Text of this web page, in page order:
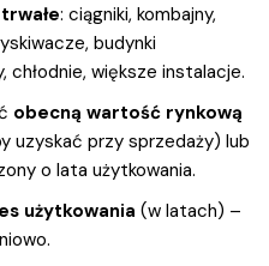
: ciągniki, kombajny,
budynki
chłodnie, większe instalacje.
obecną wartość rynkową
uzyskać przy sprzedaży) lub
o lata użytkowania.
użytkowania (w latach) –